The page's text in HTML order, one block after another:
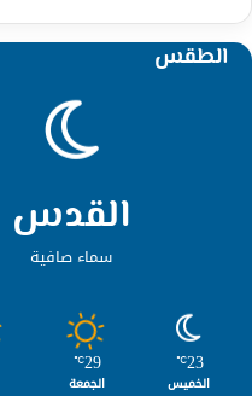
الطقس
القدس
سماء صافية
23
℃
الخميس
29
℃
الجمعة